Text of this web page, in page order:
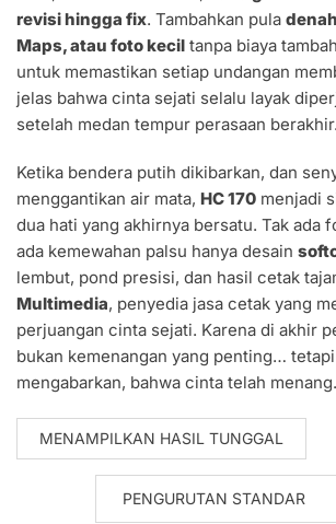
revisi hingga fix. Tambahkan pula
Maps, atau foto kecil tanpa biaya
untuk memastikan setiap undangan
jelas bahwa cinta sejati selalu layak
setelah medan tempur perasaan berakhir.
Ketika bendera putih dikibarkan, dan
menggantikan air mata, HC 170 menjadi
dua hati yang akhirnya bersatu. Tak ada
ada kemewahan palsu hanya desain
lembut, pond presisi, dan hasil cetak
Multimedia, penyedia jasa cetak yang
perjuangan cinta sejati. Karena di akhir
bukan kemenangan yang penting…
mengabarkan, bahwa cinta telah menang.
MENAMPILKAN HASIL TUNGGAL